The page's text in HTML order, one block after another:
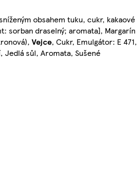
obsahem tuku, cukr, kakaové
sorban draselný; aromata], Margarín
Vejce, Cukr, Emulgátor: E 471,
Jedlá sůl, Aromata, Sušené